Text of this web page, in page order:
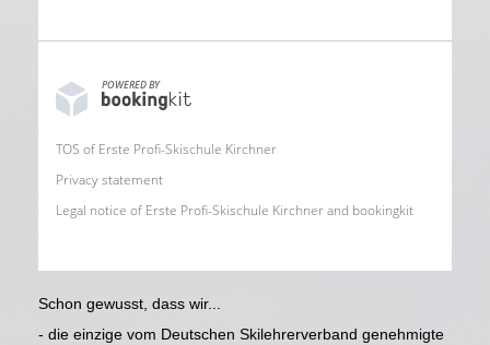
POWERED BY
TOS of Erste Profi-Skischule Kirchner
Privacy statement
Legal notice of Erste Profi-Skischule Kirchner and bookingkit
Schon gewusst, dass wir...
- die einzige vom Deutschen Skilehrerverband genehmigte